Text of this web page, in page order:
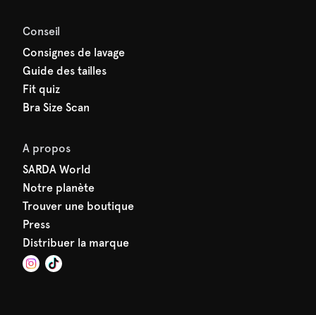
Conseil
Consignes de lavage
Guide des tailles
Fit quiz
Bra Size Scan
A propos
SARDA World
Notre planète
Trouver une boutique
Press
Distribuer la marque